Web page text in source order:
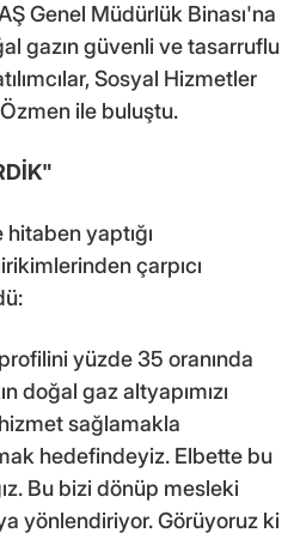
Genel Müdürlük Binası'na
gazın güvenli ve tasarruflu
Sosyal Hizmetler
ile buluştu.
yaptığı
çarpıcı
yüzde 35 oranında
doğal gaz altyapımızı
sağlamakla
hedefindeyiz. Elbette bu
Bu bizi dönüp mesleki
yönlendiriyor. Görüyoruz ki